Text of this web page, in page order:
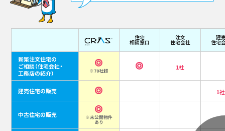
住宅
相談窓口
注文
住宅会社
建
住宅
新築注文住宅の
ご相談（住宅会社・
工務店の紹介）
※70社超 1社
建売住宅の販売 1社
中古住宅の販売
※未公開物件
あり